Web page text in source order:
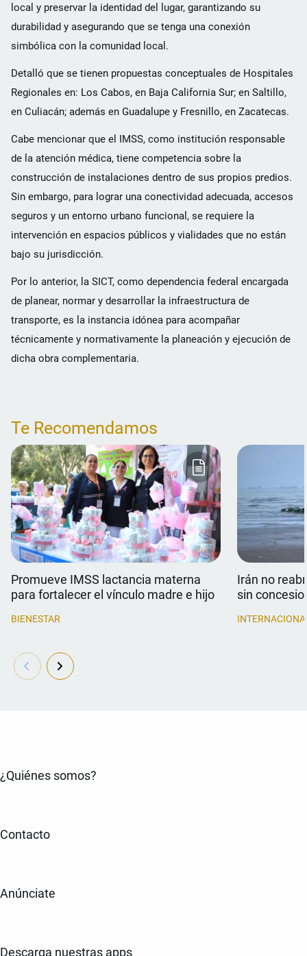
local y preservar la identidad del lugar, garantizando su
durabilidad y asegurando que se tenga una conexión
simbólica con la comunidad local.
Detalló que se tienen propuestas conceptuales de Hospitales
Regionales en: Los Cabos, en Baja California Sur; en Saltillo,
en Culiacán; además en Guadalupe y Fresnillo, en Zacatecas.
Cabe mencionar que el IMSS, como institución responsable
de la atención médica, tiene competencia sobre la
construcción de instalaciones dentro de sus propios predios.
Sin embargo, para lograr una conectividad adecuada, accesos
seguros y un entorno urbano funcional, se requiere la
intervención en espacios públicos y vialidades que no están
bajo su jurisdicción.
Por lo anterior, la SICT, como dependencia federal encargada
de planear, normar y desarrollar la infraestructura de
transporte, es la instancia idónea para acompañar
técnicamente y normativamente la planeación y ejecución de
dicha obra complementaria.
Te Recomendamos
Promueve IMSS lactancia materna
para fortalecer el vínculo madre e hijo
BIENESTAR
Irán no
sin
¿Quiénes somos?
Contacto
Anúnciate
Descarga nuestras apps